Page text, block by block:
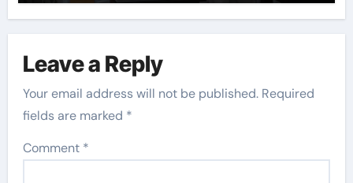
Leave a Reply
Your email address will not be published. Required
fields are marked *
Comment *